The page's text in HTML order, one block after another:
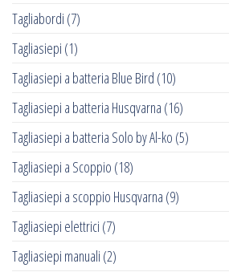
Tagliabordi (7)
Tagliasiepi (1)
Tagliasiepi a batteria Blue Bird (10)
Tagliasiepi a batteria Husqvarna (16)
Tagliasiepi a batteria Solo by Al-ko (5)
Tagliasiepi a Scoppio (18)
Tagliasiepi a scoppio Husqvarna (9)
Tagliasiepi elettrici (7)
Tagliasiepi manuali (2)